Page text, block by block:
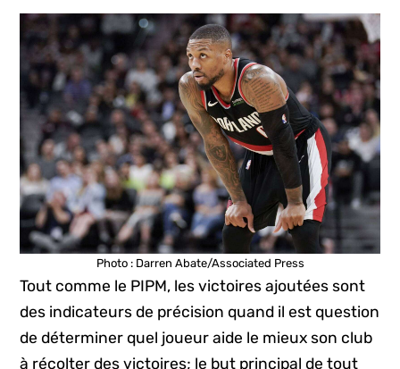
Photo : Darren Abate/Associated Press
Tout comme le PIPM, les victoires ajoutées sont
des indicateurs de précision quand il est question
de déterminer quel joueur aide le mieux son club
à récolter des victoires; le but principal de tout